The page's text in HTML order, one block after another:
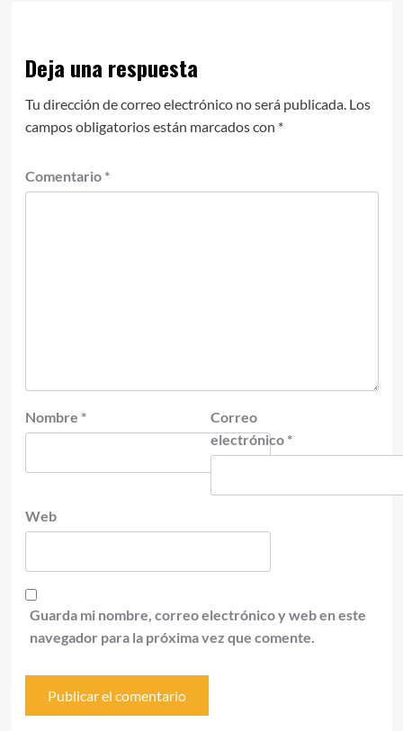
Deja una respuesta
Tu dirección de correo electrónico no será publicada. Los
campos obligatorios están marcados con *
Comentario *
Nombre *
Correo
electrónico *
Web
Guarda mi nombre, correo electrónico y web en este
navegador para la próxima vez que comente.